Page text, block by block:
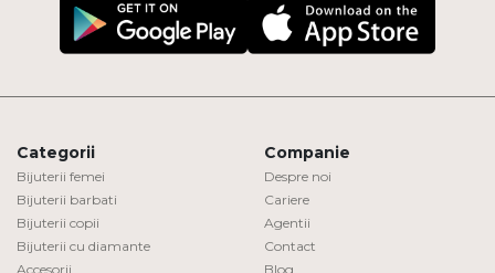
Categorii
Bijuterii femei
Bijuterii barbati
Bijuterii copii
Bijuterii cu diamante
Accesorii
Companie
Despre noi
Cariere
Agentii
Contact
Blog